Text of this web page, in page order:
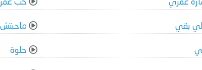
عمري حب
بقي ماحبتش
حلوة